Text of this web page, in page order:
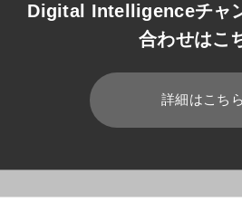
Digital Intelligenceチャ
合わせはこ
詳細はこちら